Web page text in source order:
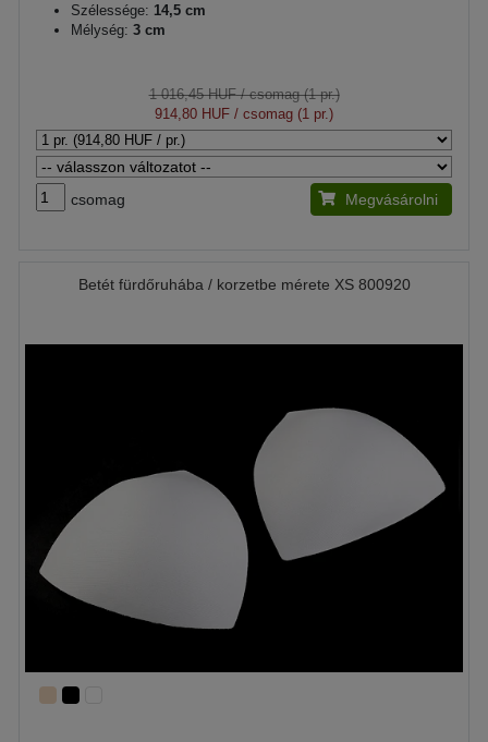
Szélessége: 14,5 cm
Mélység: 3 cm
1 016,45 HUF/ csomag (1 pr.)
914,80 HUF / csomag (1 pr.)
csomag Megvásárolni
Betét fürdőruhába / korzetbe mérete XS 800920